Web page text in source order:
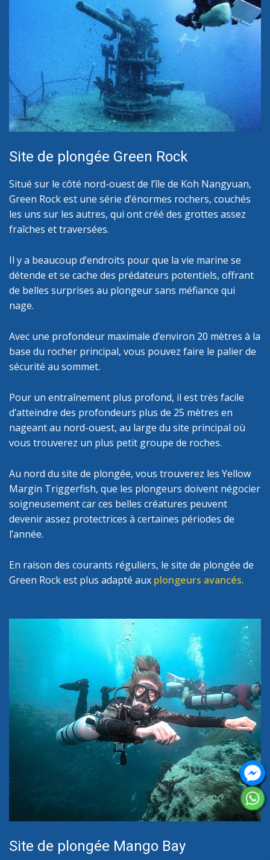
Site de plongée Green Rock
Situé sur le côté nord-ouest de l’île de Koh Nangyuan,
Green Rock est une série d’énormes rochers, couchés
les uns sur les autres, qui ont créé des grottes assez
fraîches et traversées.
Il y a beaucoup d’endroits pour que la vie marine se
détende et se cache des prédateurs potentiels, offrant
de belles surprises au plongeur sans méfiance qui
nage.
Avec une profondeur maximale d’environ 20 mètres à la
base du rocher principal, vous pouvez faire le palier de
sécurité au sommet.
Pour un entraînement plus profond, il est très facile
d’atteindre des profondeurs plus de 25 mètres en
nageant au nord-ouest, au large du site principal où
vous trouverez un plus petit groupe de roches.
Au nord du site de plongée, vous trouverez les Yellow
Margin Triggerfish, que les plongeurs doivent négocier
soigneusement car ces belles créatures peuvent
devenir assez protectrices à certaines périodes de
l’année.
En raison des courants réguliers, le site de plongée de
Green Rock est plus adapté aux plongeurs avancés.
Site de plongée Mango Bay